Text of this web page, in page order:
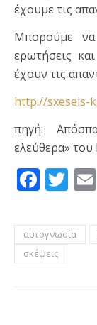
έχουμε τις
Μπορούμε
ερωτήσεις
έχουν τις
http://sxeseis-
πηγή:
ελεύθερα»
αυτογνωσία
σκέψεις